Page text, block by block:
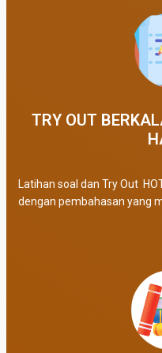
TRY OUT
Latihan soal dan Try Out
dengan pembahasan yang